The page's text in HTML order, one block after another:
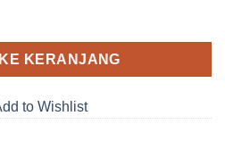
KERANJANG
to Wishlist